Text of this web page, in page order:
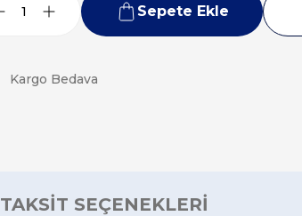
Sepete Ekle
Kargo Bedava
TAKSİT SEÇENEKLERİ